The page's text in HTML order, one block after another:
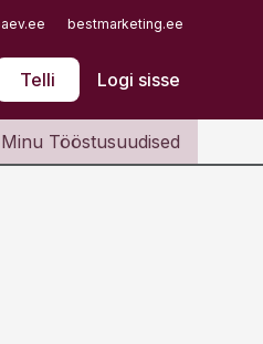
bestmarketing.ee
Telli Logi sisse
Iseteenindus
Tööstusuudised
Minu Tööstusuudised